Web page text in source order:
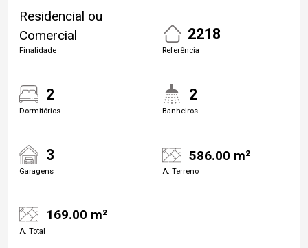
Residencial ou
Comercial
Finalidade
2218
Referência
2
Dormitórios
2
Banheiros
3
Garagens
586.00 m²
A. Terreno
169.00 m²
A. Total